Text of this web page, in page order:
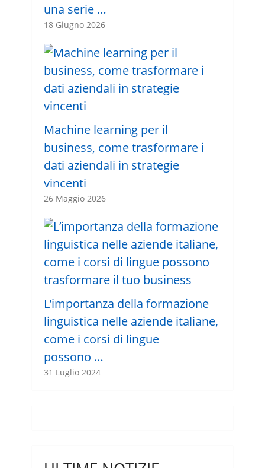
una serie …
18 Giugno 2026
Machine learning per il
business, come trasformare i
dati aziendali in strategie
vincenti
26 Maggio 2026
L’importanza della formazione
linguistica nelle aziende italiane,
come i corsi di lingue
possono …
31 Luglio 2024